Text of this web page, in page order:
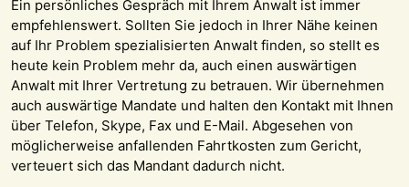
Ein persönliches Gespräch mit Ihrem Anwalt ist immer
empfehlenswert. Sollten Sie jedoch in Ihrer Nähe keinen
auf Ihr Problem spezialisierten Anwalt finden, so stellt es
heute kein Problem mehr da, auch einen auswärtigen
Anwalt mit Ihrer Vertretung zu betrauen. Wir übernehmen
auch auswärtige Mandate und halten den Kontakt mit Ihnen
über Telefon, Skype, Fax und E-Mail. Abgesehen von
möglicherweise anfallenden Fahrtkosten zum Gericht,
verteuert sich das Mandant dadurch nicht.